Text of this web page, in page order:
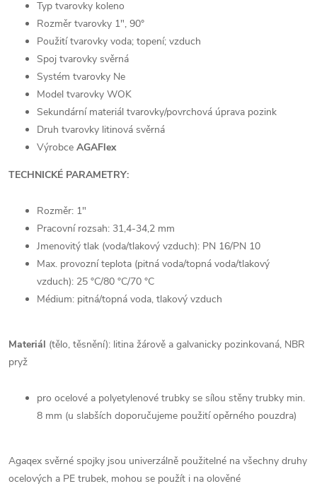
Typ tvarovky koleno
Rozměr tvarovky 1", 90°
Použití tvarovky voda; topení; vzduch
Spoj tvarovky svěrná
Systém tvarovky Ne
Model tvarovky WOK
Sekundární materiál tvarovky/povrchová úprava pozink
Druh tvarovky litinová svěrná
Výrobce AGAFlex
TECHNICKÉ PARAMETRY:
Rozměr: 1"
Pracovní rozsah: 31,4-34,2 mm
Jmenovitý tlak (voda/tlakový vzduch): PN 16/PN 10
Max. provozní teplota (pitná voda/topná voda/tlakový
vzduch): 25 °C/80 °C/70 °C
Médium: pitná/topná voda, tlakový vzduch
Materiál (tělo, těsnění): litina žárově a galvanicky pozinkovaná, NBR
pryž
pro ocelové a polyetylenové trubky se sílou stěny trubky min.
8 mm (u slabších doporučujeme použití opěrného pouzdra)
Agaqex svěrné spojky jsou univerzálně použitelné na všechny druhy
ocelových a PE trubek, mohou se použít i na olověné